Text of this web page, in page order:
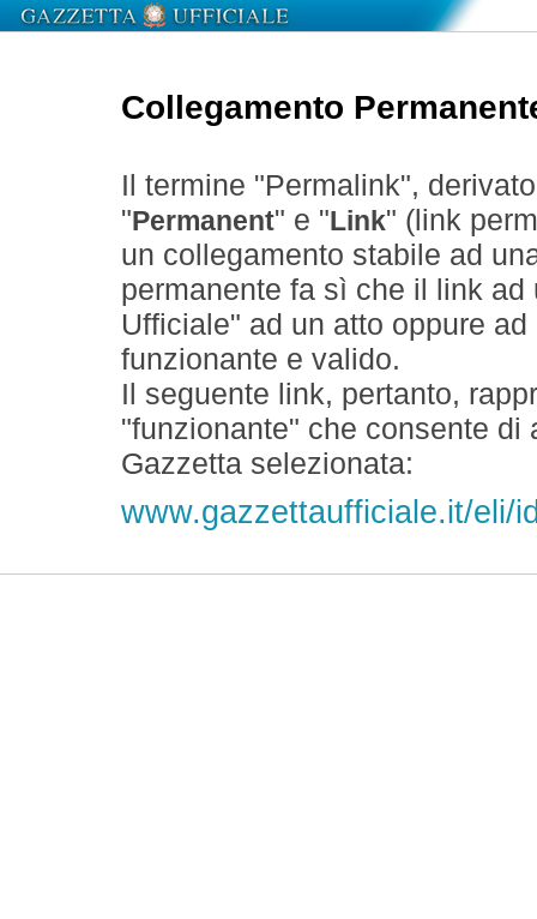
Collegamento
Il termine "Permalink",
" Permanent" e " Link" (link
un collegamento stabile ad
permanente fa sì che il link
Ufficiale" ad un atto oppure
funzionante e valido.
Il seguente link, pertanto,
"funzionante" che consente
Gazzetta selezionata:
www.gazzettaufficiale.it/eli/